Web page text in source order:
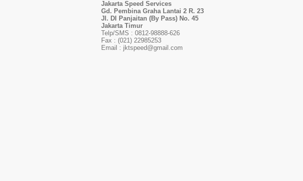
Jakarta Speed Services
Gd. Pembina Graha Lantai 2 R. 23
Jl. DI Panjaitan (By Pass) No. 45
Jakarta Timur
Telp/SMS : 0812-98888-626
Fax : (021) 22985253
Email : jktspeed@gmail.com